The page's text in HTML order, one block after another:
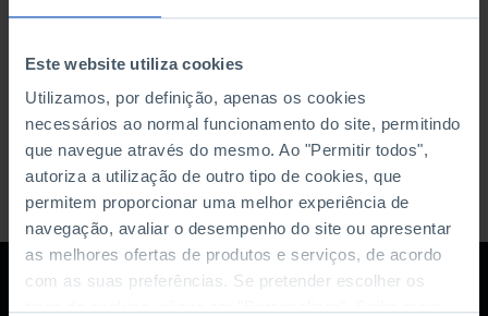
Este website utiliza cookies
Utilizamos, por definição, apenas os cookies
necessários ao normal funcionamento do site, permitindo
que navegue através do mesmo. Ao "Permitir todos",
autoriza a utilização de outro tipo de cookies, que
permitem proporcionar uma melhor experiência de
navegação, avaliar o desempenho do site ou apresentar
as melhores ofertas de produtos e serviços, de acordo
com as suas preferências. Se pretender escolher os